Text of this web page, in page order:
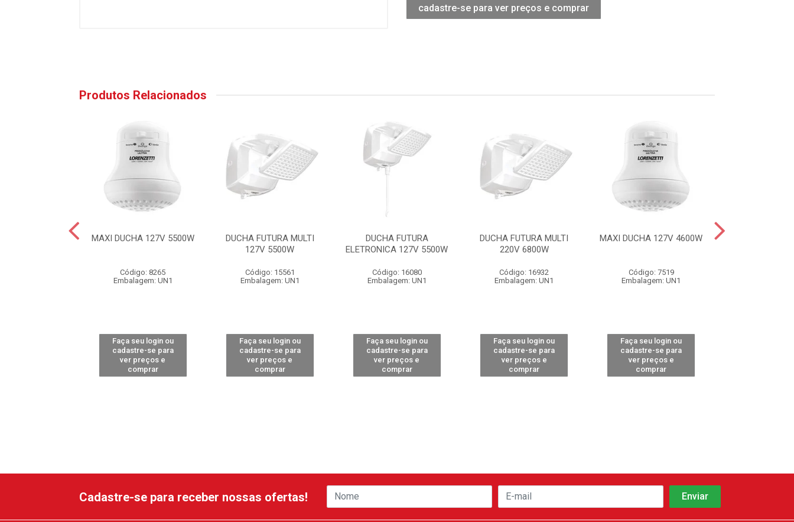
cadastre-se para ver preços e comprar
Produtos Relacionados
MAXI DUCHA 127V 5500W
Código: 8265
Embalagem: UN1
Faça seu login ou
cadastre-se para
ver preços e
comprar
DUCHA FUTURA MULTI
127V 5500W
Código: 15561
Embalagem: UN1
Faça seu login ou
cadastre-se para
ver preços e
comprar
DUCHA FUTURA
ELETRONICA 127V 5500W
Código: 16080
Embalagem: UN1
Faça seu login ou
cadastre-se para
ver preços e
comprar
DUCHA FUTURA MULTI
220V 6800W
Código: 16932
Embalagem: UN1
Faça seu login ou
cadastre-se para
ver preços e
comprar
MAXI DUCHA 127V 4600W
Código: 7519
Embalagem: UN1
Faça seu login ou
cadastre-se para
ver preços e
comprar
Cadastre-se para receber nossas ofertas!